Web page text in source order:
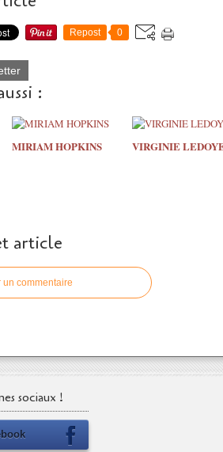
Repost 0
:
MIRIAM HOPKINS
VIRGINIE
article
un commentaire
sociaux !